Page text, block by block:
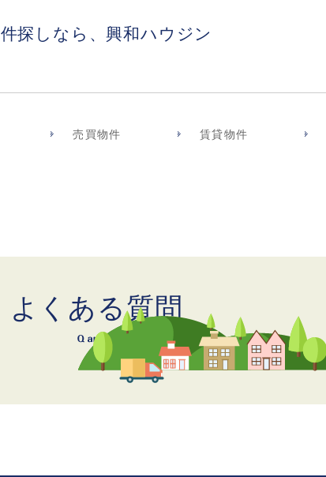
探しなら、興和ハウジン
売買物件 賃貸物件
よくある質問